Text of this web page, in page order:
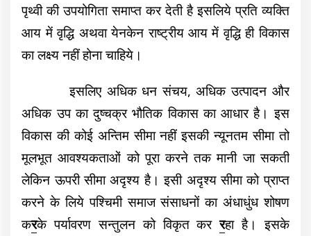
पृथ्वी की उपयोगिता समाप्त कर देती है इसलिये प्रति व्यक्ति
आय में वृद्धि अथवा येनकेन राष्ट्रीय आय में वृद्धि ही विकास
का लक्ष्य नहीं होना चाहिये।
इसलिए अधिक धन संचय, अधिक उत्पादन और
अधिक उप का दुष्चक्र भौतिक विकास का आधार है। इस
विकास की कोई अन्तिम सीमा नहीं इसकी न्यूनतम सीमा तो
मूलभूत आवश्यकताओं को पूरा करने तक मानी जा सकती
लेकिन ऊपरी सीमा अदृश्य है। इसी अदृश्य सीमा को प्राप्त
करने के लिये पश्चिमी समाजसंसाधनों का अंधाधुंध शोषण
करके पर्यावरण सन्तुलन को विकृत कररहा है। इसके